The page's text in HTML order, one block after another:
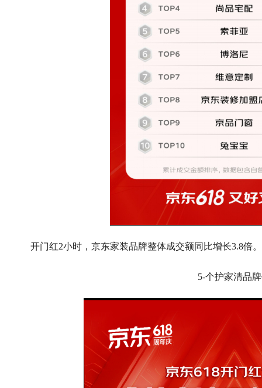
开门红2小时，京东家装品牌整体成交额同比增长3.8倍。
5-个护家清品